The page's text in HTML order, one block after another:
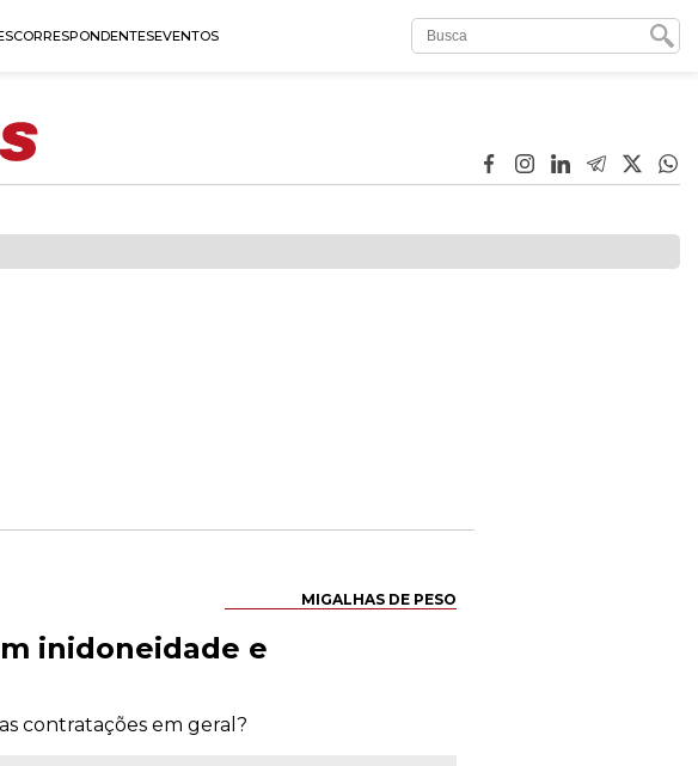
CORRESPONDENTESEVENTOS
MIGALHAS DE PESO
inidoneidade e
contratações em geral?